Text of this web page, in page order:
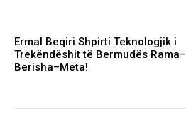
Ermal Beqiri Shpirti Teknologjik i
Trekëndëshit të Bermudës Rama–
Berisha–Meta!